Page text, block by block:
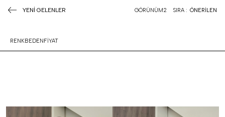
YENİ GELENLER GÖRÜNÜM2 SIRA : ÖNERİLEN
RENKBEDENFİYAT